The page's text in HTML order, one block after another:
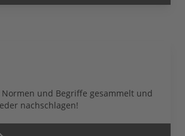
und Begriffe gesammelt und
nachschlagen!